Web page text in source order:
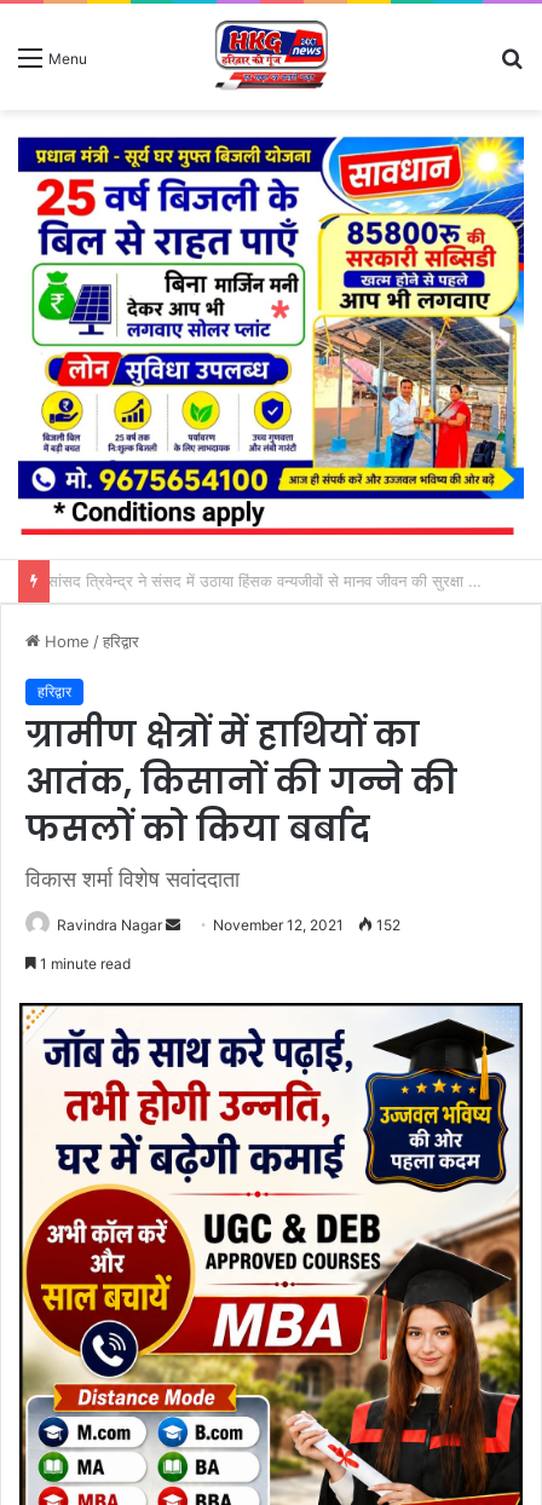
Menu
हरिद्वार कांवड़ यात्रा में आई महिला ने दिया श्रद्धा एवं आस्था का परिचय
Home /हरिद्वार
हरिद्वार
ग्रामीण क्षेत्रों में हाथियों का
आतंक, किसानों की गन्ने की
फसलों को किया बर्बाद
विकास शर्मा विशेष सवांददाता
Ravindra Nagar
Send November 12, 2021 152
1 minute read